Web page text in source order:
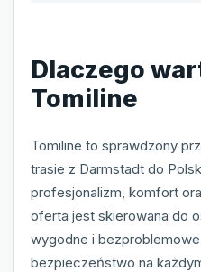
Dlaczego
Tomiline
Tomiline to sprawdzony
trasie z Darmstadt do
profesjonalizm, komfort
oferta jest skierowana do
wygodne i
bezpieczeństwo na